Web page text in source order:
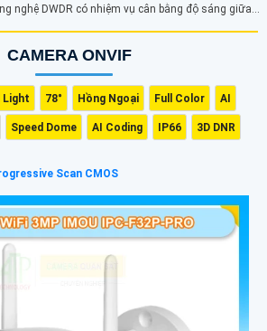
nghệ DWDR có nhiệm vụ cân bằng độ sáng giữa
CAMERA ONVIF
Light 78° Hồng Ngoại Full Color AI
Speed Dome AI Coding IP66 3D DNR
Scan CMOS